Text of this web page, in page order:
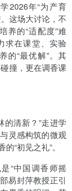
2026年“为产育
这场大讨论，不
养的“适配度”难
求在课堂、实验
的“最优解”。其
撞，更在调香课
的清新？”走进学
灵感构筑的微观
“初见之礼”。
“中国调香师摇
易封萍教授正引